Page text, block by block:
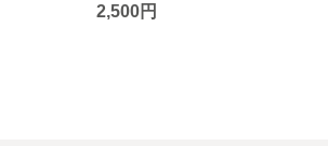
2,500円